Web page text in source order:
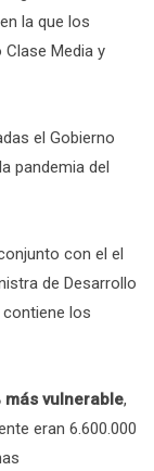
la que los
Media y
el Gobierno
pandemia del
con el el
de Desarrollo
contiene los
más vulnerable,
eran 6.600.000